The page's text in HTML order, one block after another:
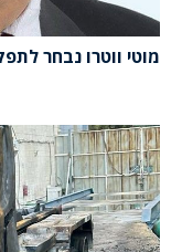
מוטי ווטרו נבחר